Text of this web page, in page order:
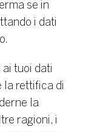
se in
i dati
tuoi dati
la rettifica di
la
ragioni, i